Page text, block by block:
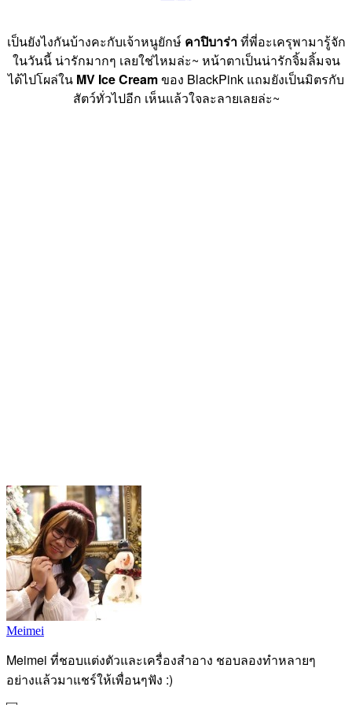
เป็นยังไงกันบ้างคะกับเจ้าหนูยักษ์ คาปิบาร่าที่พี่อะเครุพามารู้จัก
ในวันนี้ น่ารักมากๆ เลยใช่ไหมล่ะ~ หน้าตาเป็นน่ารักจิ้มลิ้มจน
ได้ไปโผล่ใน MV Ice Creamของ BlackPink แถมยังเป็นมิตรกับ
สัตว์ทั่วไปอีก เห็นแล้วใจละลายเลยล่ะ~
Meimei
Meimei ที่ชอบแต่งตัวและเครื่องสำอาง ชอบลองทำหลายๆ
อย่างแล้วมาแชร์ให้เพื่อนๆฟัง :)